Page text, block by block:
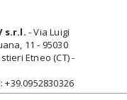
s.r.l. - Via Luigi
11 - 95030
Etneo (CT) -